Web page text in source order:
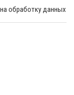
обработку данных